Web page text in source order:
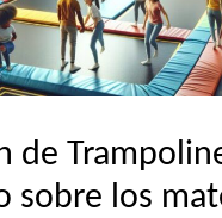
de
sobre los